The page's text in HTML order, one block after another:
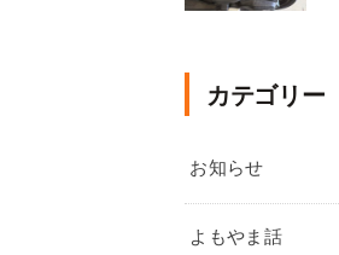
カテゴリー
お知らせ
よもやま話